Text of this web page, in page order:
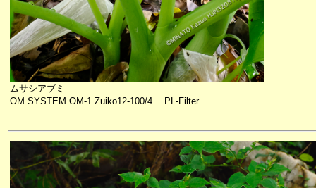
ムサシアブミ
OM SYSTEM OM-1 Zuiko12-100/4 PL-Filter